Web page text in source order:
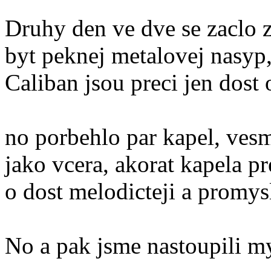
Druhy den ve dve se zaclo
byt peknej metalovej
Caliban jsou preci jen dost
no porbehlo par kapel,
jako vcera, akorat kapela
o dost melodicteji a
No a pak jsme nastoupili